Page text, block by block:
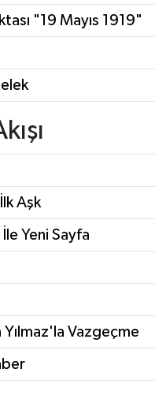
"19 Mayıs 1919"
İlk Aşk
Yeni Sayfa
Yılmaz'la Vazgeçme